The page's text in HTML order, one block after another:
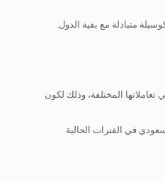
متبادلة مع بقية الدول.
تعاملاتها المختلفة، وذلك لكون
في الفترات الحالية